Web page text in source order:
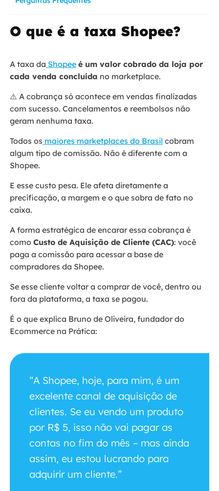
O que é a taxa Shopee?
A taxa da Shopee é um valor cobrado da loja por
cada venda concluída no marketplace.
⚠️ A cobrança só acontece em vendas finalizadas
com sucesso. Cancelamentos e reembolsos não
geram nenhuma taxa.
Todos os maiores marketplaces do Brasil cobram
algum tipo de comissão. Não é diferente com a
Shopee.
E esse custo pesa. Ele afeta diretamente a
precificação, a margem e o que sobra de fato no
caixa.
A forma estratégica de encarar essa cobrança é
como Custo de Aquisição de Cliente (CAC): você
paga a comissão para acessar a base de
compradores da Shopee.
Se esse cliente voltar a comprar de você, dentro ou
fora da plataforma, a taxa se pagou.
É o que explica Bruno de Oliveira, fundador do
Ecommerce na Prática:
“A Shopee, hoje, para mim, é um
excelente canal de aquisição de
clientes. Se eu vendo um produto
por R$ 5, isso não vai pagar as
contas no fim do mês – mas ainda
assim, eu estou lucrando para
adquirir um cliente.”